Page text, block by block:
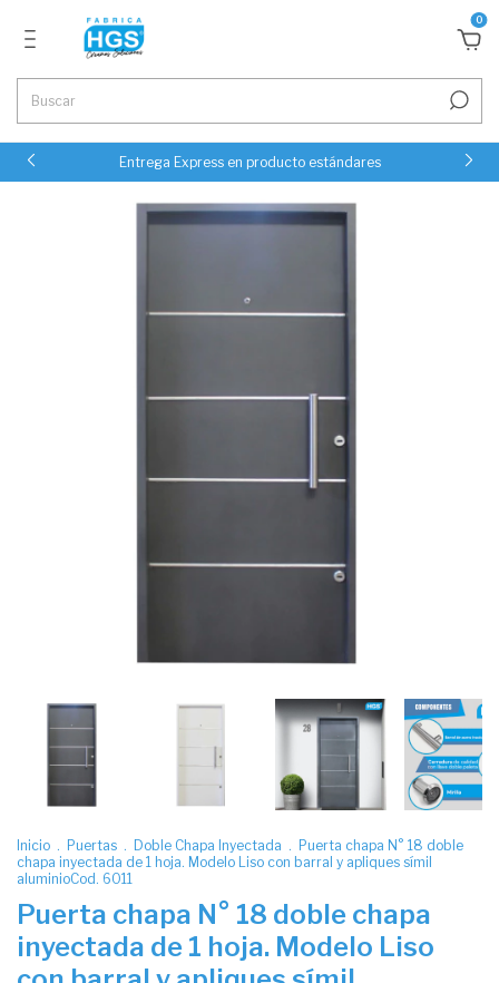
0
Entrega Express en producto estándares
Inicio . Puertas . Doble Chapa Inyectada . Puerta chapa N° 18 doble
chapa inyectada de 1 hoja. Modelo Liso con barral y apliques símil
aluminioCod. 6011
Puerta chapa N° 18 doble chapa
inyectada de 1 hoja. Modelo Liso